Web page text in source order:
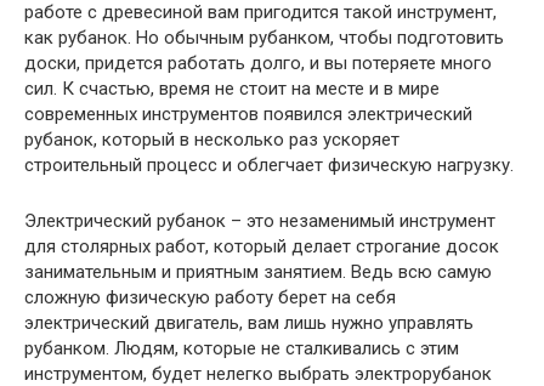
работе с древесиной вам пригодится такой инструмент,
как рубанок. Но обычным рубанком, чтобы подготовить
доски, придется работать долго, и вы потеряете много
сил. К счастью, время не стоит на месте и в мире
современных инструментов появился электрический
рубанок, который в несколько раз ускоряет
строительный процесс и облегчает физическую нагрузку.
Электрический рубанок – это незаменимый инструмент
для столярных работ, который делает строгание досок
занимательным и приятным занятием. Ведь всю самую
сложную физическую работу берет на себя
электрический двигатель, вам лишь нужно управлять
рубанком. Людям, которые не сталкивались с этим
инструментом, будет нелегко выбрать электрорубанок